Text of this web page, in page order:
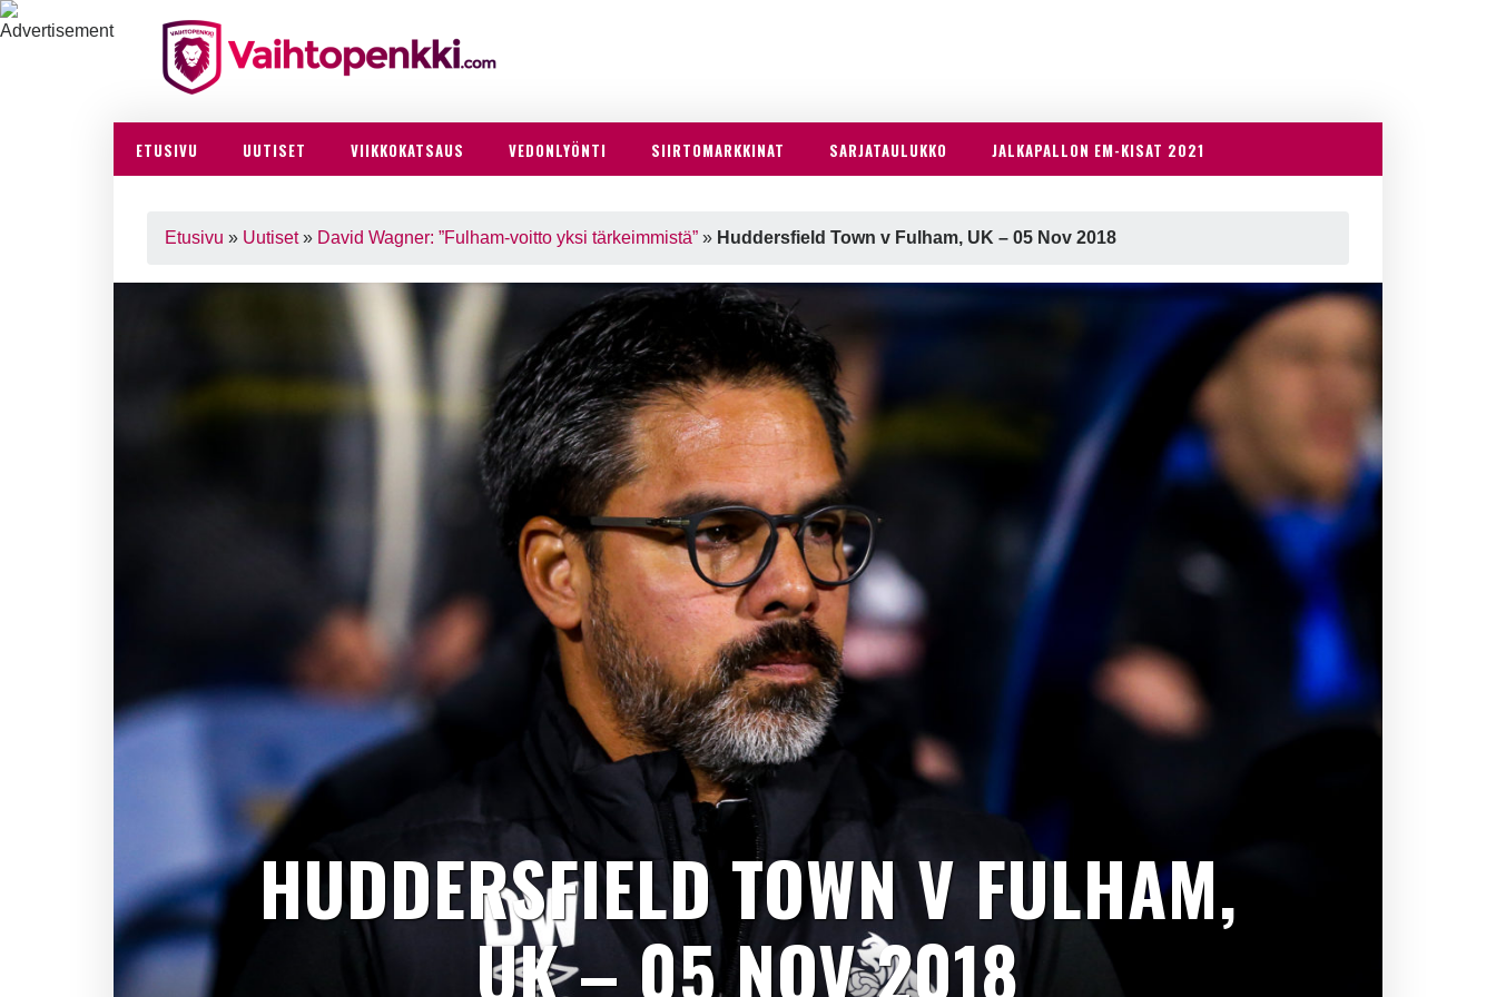
ETUSIVU UUTISET VIIKKOKATSAUS VEDONLYÖNTI SIIRTOMARKKINAT SARJATAULUKKO JALKAPALLON EM-KISAT 2021
Etusivu » Uutiset» David Wagner: ”Fulham-voitto yksi tärkeimmistä” » Huddersfield Town v Fulham, UK – 05 Nov 2018
HUDDERSFIELD TOWN V FULHAM,
UK – 05 NOV 2018